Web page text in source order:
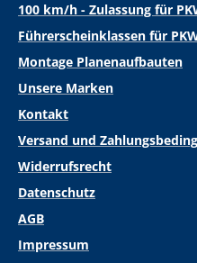
100 km/h - Zulassung für
Führerscheinklassen für
Montage Planenaufbauten
Unsere Marken
Kontakt
Versand und
Widerrufsrecht
Datenschutz
AGB
Impressum